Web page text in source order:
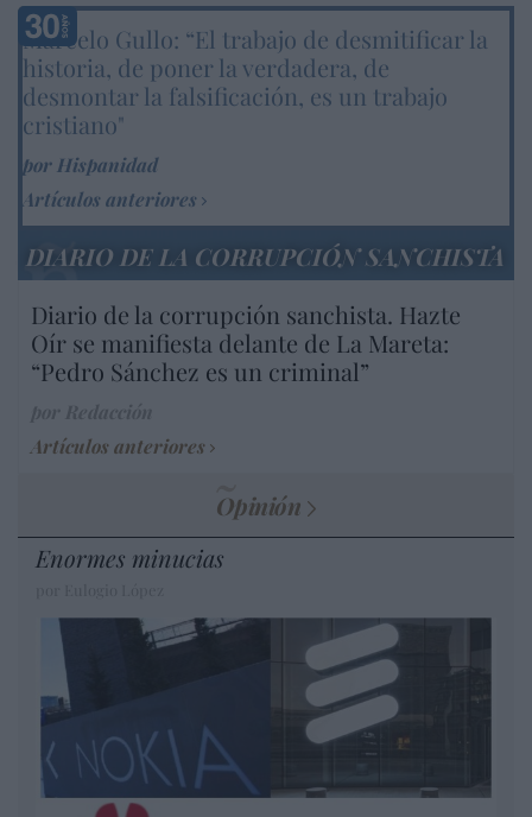
Marcelo Gullo: “El trabajo de desmitificar la
historia, de poner la verdadera, de
desmontar la falsificación, es un trabajo
cristiano"
por Hispanidad
Artículos anteriores
DIARIO DE LA CORRUPCIÓN SANCHISTA
Diario de la corrupción sanchista. Hazte
Oír se manifiesta delante de La Mareta:
“Pedro Sánchez es un criminal”
Artículos anteriores
Opinión
Enormes minucias